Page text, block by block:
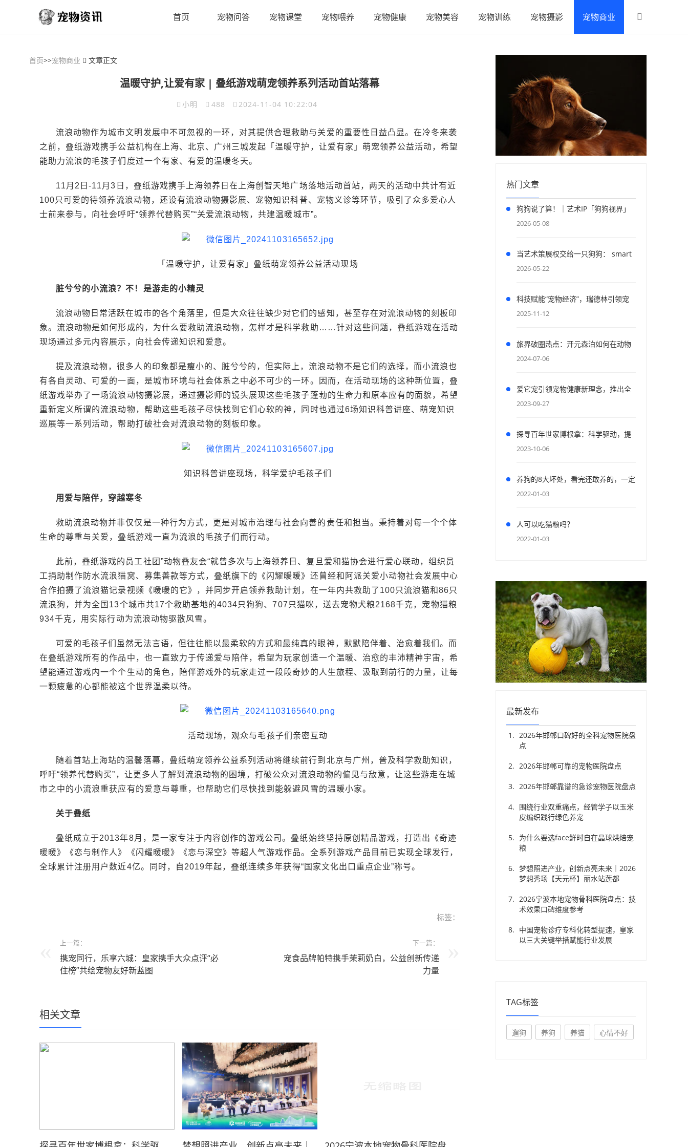
首页 宠物问答 宠物课堂 宠物喂养 宠物健康 宠物美容 宠物训练 宠物摄影 宠物商业
首页>>宠物商业 文章正文
温暖守护,让爱有家 | 叠纸游戏萌宠领养系列活动首站落幕
小明 488 2024-11-04 10:22:04
流浪动物作为城市文明发展中不可忽视的一环，对其提供合理救助与关爱的重要性日益凸显。在冷冬来袭
之前，叠纸游戏携手公益机构在上海、北京、广州三城发起「温暖守护，让爱有家」萌宠领养公益活动，希望
能助力流浪的毛孩子们度过一个有家、有爱的温暖冬天。
11月2日-11月3日，叠纸游戏携手上海领养日在上海创智天地广场落地活动首站，两天的活动中共计有近
100只可爱的待领养流浪动物，还设有流浪动物摄影展、宠物知识科普、宠物义诊等环节，吸引了众多爱心人
士前来参与，向社会呼吁“领养代替购买”“关爱流浪动物，共建温暖城市”。
「温暖守护，让爱有家」叠纸萌宠领养公益活动现场
脏兮兮的小流浪？不！是游走的小精灵
流浪动物日常活跃在城市的各个角落里，但是大众往往缺少对它们的感知，甚至存在对流浪动物的刻板印
象。流浪动物是如何形成的，为什么要救助流浪动物，怎样才是科学救助……针对这些问题，叠纸游戏在活动
现场通过多元内容展示，向社会传递知识和爱意。
提及流浪动物，很多人的印象都是瘦小的、脏兮兮的，但实际上，流浪动物不是它们的选择，而小流浪也
有各自灵动、可爱的一面，是城市环境与社会体系之中必不可少的一环。因而，在活动现场的这种新位置，叠
纸游戏举办了一场流浪动物摄影展，通过摄影师的镜头展现这些毛孩子蓬勃的生命力和原本应有的面貌，希望
重新定义所谓的流浪动物，帮助这些毛孩子尽快找到它们心软的神，同时也通过6场知识科普讲座、萌宠知识
巡展等一系列活动，帮助打破社会对流浪动物的刻板印象。
知识科普讲座现场，科学爱护毛孩子们
用爱与陪伴，穿越寒冬
救助流浪动物并非仅仅是一种行为方式，更是对城市治理与社会向善的责任和担当。秉持着对每一个个体
生命的尊重与关爱，叠纸游戏一直为流浪的毛孩子们而行动。
此前，叠纸游戏的员工社团”动物叠友会“就曾多次与上海领养日、复旦爱和猫协会进行爱心联动，组织员
工捐助制作防水流浪猫窝、募集善款等方式，叠纸旗下的《闪耀暖暖》还曾经和阿派关爱小动物社会发展中心
合作拍摄了流浪猫记录视频《暖暖的它》，并同步开启领养救助计划，在一年内共救助了100只流浪猫和86只
流浪狗，并为全国13个城市共17个救助基地的4034只狗狗、707只猫咪，送去宠物犬粮2168千克，宠物猫粮
934千克，用实际行动为流浪动物驱散风雪。
可爱的毛孩子们虽然无法言语，但往往能以最柔软的方式和最纯真的眼神，默默陪伴着、治愈着我们。而
在叠纸游戏所有的作品中，也一直致力于传递爱与陪伴，希望为玩家创造一个温暖、治愈的丰沛精神宇宙，希
望能通过游戏内一个个生动的角色，陪伴游戏外的玩家走过一段段奇妙的人生旅程、汲取到前行的力量，让每
一颗疲惫的心都能被这个世界温柔以待。
活动现场，观众与毛孩子们亲密互动
随着首站上海站的温馨落幕，叠纸萌宠领养公益系列活动将继续前行到北京与广州，普及科学救助知识，
呼吁“领养代替购买”，让更多人了解到流浪动物的困境，打破公众对流浪动物的偏见与敌意，让这些游走在城
市之中的小流浪重获应有的爱意与尊重，也帮助它们尽快找到能躲避风雪的温暖小家。
关于叠纸
叠纸成立于2013年8月，是一家专注于内容创作的游戏公司。叠纸始终坚持原创精品游戏，打造出《奇迹
暖暖》《恋与制作人》《闪耀暖暖》《恋与深空》等超人气游戏作品。全系列游戏产品目前已实现全球发行，
全球累计注册用户数近4亿。同时，自2019年起，叠纸连续多年获得“国家文化出口重点企业”称号。
标签：
上一篇：
携宠同行，乐享六城：皇家携手大众点评“必
住榜”共绘宠物友好新蓝图
下一篇：
宠食品牌帕特携手茉莉奶白，公益创新传递
力量
相关文章
热门文章
狗狗说了算！｜艺术IP「狗狗视界」
正式登陆上海
2026-05-08
当艺术策展权交给一只狗狗： smart
与「狗狗视界 PAWSPECTIVE」如何
2026-05-22
科技赋能“宠物经济”，瑞德林引领宠
物产业创新前沿2025宠物产业科技创
2025-11-12
旅界破圈热点：开元森泊如何在动物
友好和收益间找到新平衡
2024-07-06
爱它宠引领宠物健康新理念，推出全
新草本A+系列助力无负担喂养
2023-09-27
探寻百年世家博根拿：科学驱动，提
供宠物营养专业解决方案
2023-10-06
养狗的8大坏处，看完还敢养的，一定
是真爱了
2022-01-03
人可以吃猫粮吗？
2022-01-03
最新发布
2026年邯郸口碑好的全科宠物医院盘
点
2026年邯郸可靠的宠物医院盘点
2026年邯郸靠谱的急诊宠物医院盘点
围绕行业双重痛点，经管学子以玉米
皮编织践行绿色养宠
为什么要选face鲜时自在晶球烘焙宠
粮
梦想照进产业，创新点亮未来｜2026
梦想秀场【天元杯】丽水站莲都
2026宁波本地宠物骨科医院盘点：技
术效果口碑维度参考
中国宠物诊疗专科化转型提速，皇家
以三大关键举措赋能行业发展
TAG标签
遛狗 养狗 养猫 心情不好